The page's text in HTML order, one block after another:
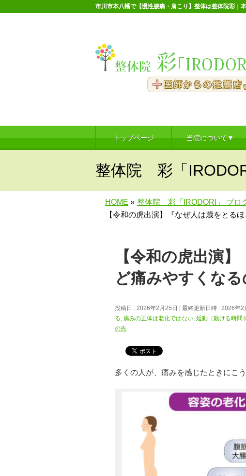
市川市本八幡で【慢性腰痛・肩こり】整体は整体院彩｜
トップページ 当院について▼
整体院 彩「
HOME » 整体院 彩「IRODORI」 ブロ
【令和の虎出演】『なぜ人は歳をとる
【令和の虎出演
ど痛みやすくなる
投稿日 : 2026年2月25日 最終更新日時 : 2026年2
る, 痛みの正体は老化ではない, 延動（動ける時間
の先
多くの人が、痛みを感じたときにこう